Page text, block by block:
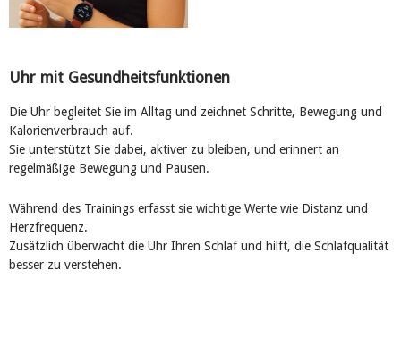
Uhr mit Gesundheitsfunktionen
Die Uhr begleitet Sie im Alltag und zeichnet Schritte, Bewegung und
Kalorienverbrauch auf.
Sie unterstützt Sie dabei, aktiver zu bleiben, und erinnert an
regelmäßige Bewegung und Pausen.
Während des Trainings erfasst sie wichtige Werte wie Distanz und
Herzfrequenz.
Zusätzlich überwacht die Uhr Ihren Schlaf und hilft, die Schlafqualität
besser zu verstehen.